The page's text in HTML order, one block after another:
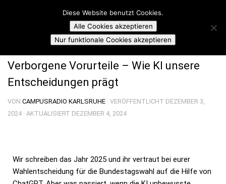
Skip to content
Campusradio Karlsruhe
BITS AND PIECES
Verborgene Vorurteile – Wie KI unsere
Entscheidungen prägt
VON CAMPUSRADIO KARLSRUHE · VERÖFFENTLICHT DEZEMBER 3,
2024· AKTUALISIERT DEZEMBER 4, 2024
Wir schreiben das Jahr 2025 und ihr vertraut bei eurer
Wahlentscheidung für die Bundestagswahl auf die Hilfe von
Diese Website benutzt Cookies.
Alle Cookies akzeptieren
Nur funktionale Cookies akzeptieren